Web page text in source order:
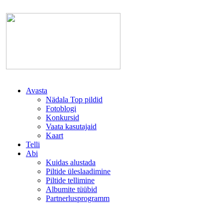
Avasta
Nädala Top pildid
Fotoblogi
Konkursid
Vaata kasutajaid
Kaart
Telli
Abi
Kuidas alustada
Piltide üleslaadimine
Piltide tellimine
Albumite tüübid
Partnerlusprogramm